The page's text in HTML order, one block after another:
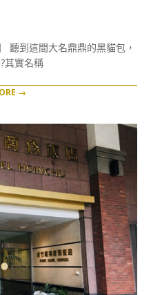
聽到這間大名鼎鼎的黑貓包，
其實名稱
→